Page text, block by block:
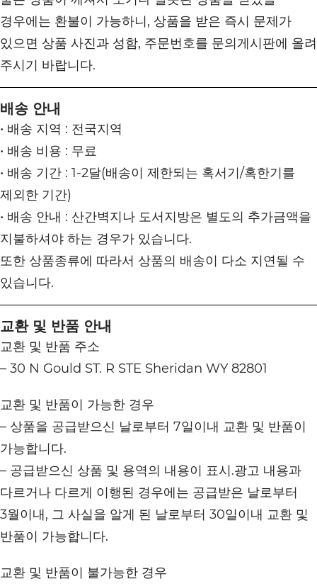
경우에는 환불이 가능하니, 상품을 받은 즉시 문제가
있으면 상품 사진과 성함, 주문번호를 문의게시판에 올려
주시기 바랍니다.
배송 안내
• 배송 지역 : 전국지역
• 배송 비용 : 무료
• 배송 기간 : 1-2달(배송이 제한되는 혹서기/혹한기를
제외한 기간)
• 배송 안내 : 산간벽지나 도서지방은 별도의 추가금액을
지불하셔야 하는 경우가 있습니다.
또한 상품종류에 따라서 상품의 배송이 다소 지연될 수
있습니다.
교환 및 반품 안내
교환 및 반품 주소
– 30 N Gould ST. R STE Sheridan WY 82801
교환 및 반품이 가능한 경우
– 상품을 공급받으신 날로부터 7일이내 교환 및 반품이
가능합니다.
– 공급받으신 상품 및 용역의 내용이 표시.광고 내용과
다르거나 다르게 이행된 경우에는 공급받은 날로부터
3월이내, 그 사실을 알게 된 날로부터 30일이내 교환 및
반품이 가능합니다.
교환 및 반품이 불가능한 경우